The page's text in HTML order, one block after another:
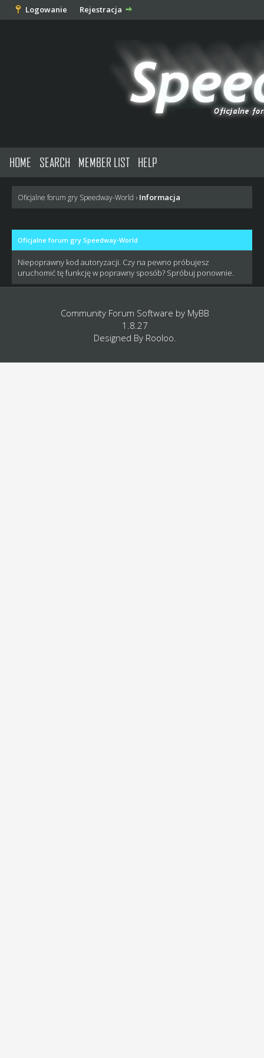
Logowanie Rejestracja
HOME SEARCH MEMBER LIST HELP
Oficjalne forum gry Speedway-World › Informacja
Oficjalne forum gry Speedway-World
Niepoprawny kod autoryzacji. Czy na pewno próbujesz
uruchomić tę funkcję w poprawny sposób? Spróbuj ponownie.
Community Forum Software by MyBB
1.8.27
Designed By Rooloo.